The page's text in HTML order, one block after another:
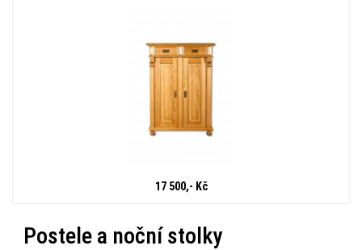
17 500,- Kč
Postele a noční stolky